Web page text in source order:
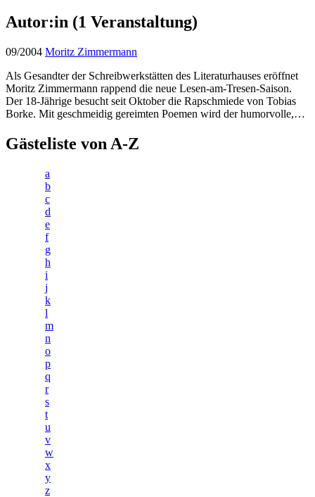
Autor:in (1 Veranstaltung)
09/2004 Moritz Zimmermann
Als Gesandter der Schreibwerkstätten des Literaturhauses eröffnet
Moritz Zimmermann rappend die neue Lesen-am-Tresen-Saison.
Der 18-Jährige besucht seit Oktober die Rapschmiede von Tobias
Borke. Mit geschmeidig gereimten Poemen wird der humorvolle,…
Gästeliste von A-Z
a
b
c
d
e
f
g
h
i
j
k
l
m
n
o
p
q
r
s
t
u
v
w
x
y
z